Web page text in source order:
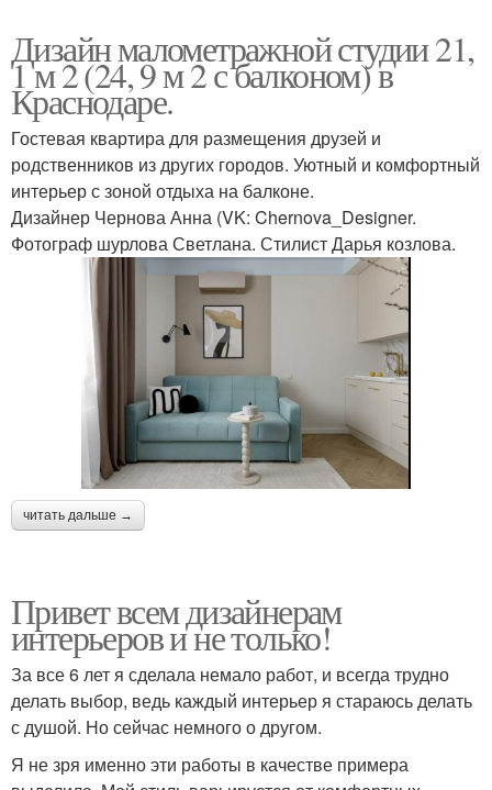
Дизайн малометражной студии 21,
1 м 2 (24, 9 м 2 с балконом) в
Краснодаре.
Гостевая квартира для размещения друзей и
родственников из других городов. Уютный и комфортный
интерьер с зоной отдыха на балконе.
Дизайнер Чернова Анна (VK: Chernova_Designer.
Фотограф шурлова Светлана. Стилист Дарья козлова.
читать дальше →
Привет всем дизайнерам
интерьеров и не только!
За все 6 лет я сделала немало работ, и всегда трудно
делать выбор, ведь каждый интерьер я стараюсь делать
с душой. Но сейчас немного о другом.
Я не зря именно эти работы в качестве примера